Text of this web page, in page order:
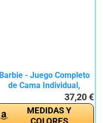
Barbie - Juego Completo
de Cama Individual,
37,20 €
MEDIDAS Y